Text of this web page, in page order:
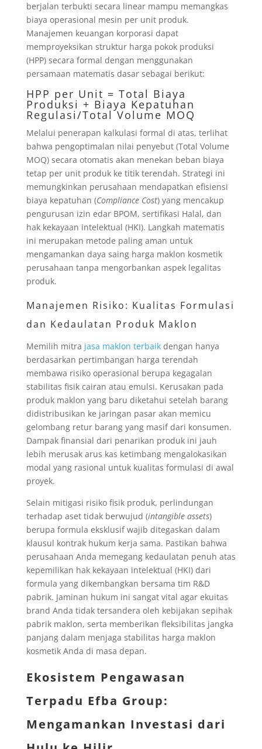
berjalan terbukti secara linear mampu memangkas
biaya operasional mesin per unit produk.
Manajemen keuangan korporasi dapat
memproyeksikan struktur harga pokok produksi
(HPP) secara formal dengan menggunakan
persamaan matematis dasar sebagai berikut:
HPP per Unit = Total Biaya
Produksi + Biaya Kepatuhan
Regulasi/Total Volume MOQ
Melalui penerapan kalkulasi formal di atas, terlihat
bahwa pengoptimalan nilai penyebut (Total Volume
MOQ) secara otomatis akan menekan beban biaya
tetap per unit produk ke titik terendah. Strategi ini
memungkinkan perusahaan mendapatkan efisiensi
biaya kepatuhan (Compliance Cost) yang mencakup
pengurusan izin edar BPOM, sertifikasi Halal, dan
hak kekayaan intelektual (HKI). Langkah matematis
ini merupakan metode paling aman untuk
mengamankan daya saing harga maklon kosmetik
perusahaan tanpa mengorbankan aspek legalitas
produk.
Manajemen Risiko: Kualitas Formulasi
dan Kedaulatan Produk Maklon
Memilih mitra jasa maklon terbaikdengan hanya
berdasarkan pertimbangan harga terendah
membawa risiko operasional berupa kegagalan
stabilitas fisik cairan atau emulsi. Kerusakan pada
produk maklon yang baru diketahui setelah barang
didistribusikan ke jaringan pasar akan memicu
gelombang retur barang yang masif dari konsumen.
Dampak finansial dari penarikan produk ini jauh
lebih merusak arus kas ketimbang mengalokasikan
modal yang rasional untuk kualitas formulasi di awal
proyek.
Selain mitigasi risiko fisik produk, perlindungan
terhadap aset tidak berwujud (intangible assets)
berupa formula eksklusif wajib ditegaskan dalam
klausul kontrak hukum kerja sama. Pastikan bahwa
perusahaan Anda memegang kedaulatan penuh atas
kepemilikan hak kekayaan intelektual (HKI) dari
formula yang dikembangkan bersama tim R&D
pabrik. Jaminan hukum ini sangat vital agar ekuitas
brand Anda tidak tersandera oleh kebijakan sepihak
pabrik maklon, serta memberikan fleksibilitas jangka
panjang dalam menjaga stabilitas harga maklon
kosmetik Anda di masa depan.
Ekosistem Pengawasan
Terpadu Efba Group:
Mengamankan Investasi dari